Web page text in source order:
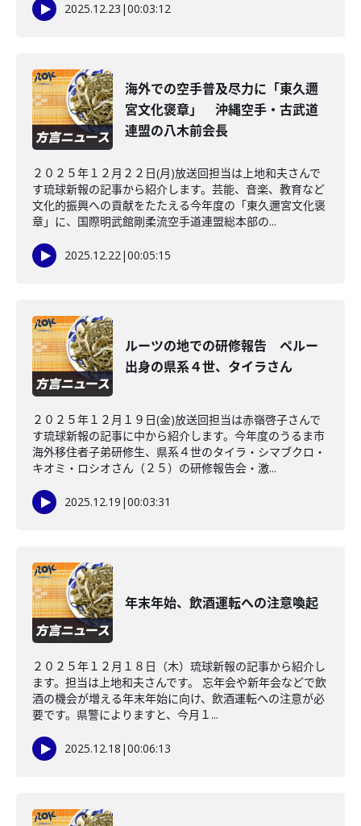
2025.12.23 |00:03:12
海外での空手普及尽力に「東久邇
宮文化褒章」 沖縄空手・古武道
連盟の八木前会長
２０２５年１２月２２日(月)放送回担当は上地和夫さんで
す琉球新報の記事から紹介します。芸能、音楽、教育など
文化的振興への貢献をたたえる今年度の「東久邇宮文化褒
章」に、国際明武館剛柔流空手道連盟総本部の...
2025.12.22|00:05:15
ルーツの地での研修報告 ペルー
出身の県系４世、タイラさん
２０２５年１２月１９日(金)放送回担当は赤嶺啓子さんで
す琉球新報の記事に中から紹介します。今年度のうるま市
海外移住者子弟研修生、県系４世のタイラ・シマブクロ・
キオミ・ロシオさん（２５）の研修報告会・激...
2025.12.19 |00:03:31
年末年始、飲酒運転への注意喚起
２０２５年１２月１８日（木）琉球新報の記事から紹介し
ます。担当は上地和夫さんです。 忘年会や新年会などで飲
酒の機会が増える年末年始に向け、飲酒運転への注意が必
要です。県警によりますと、今月１...
2025.12.18 |00:06:13